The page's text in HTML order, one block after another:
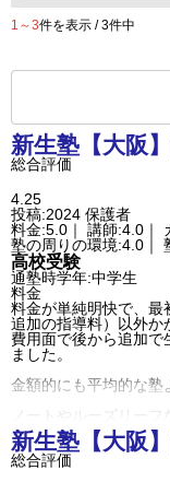
1～3件を表示 / 3件中
新生塾【大阪】
総合評価
4.25
投稿:2024 保護者
料金:5.0｜ 講師:4.0｜
塾の周りの環境:4.0｜
高校受験
通塾時学年:中学生
料金
料金が単純明快で、最
追加の指導料）以外か
費用面で後から追加で
ました。
金額的にも平均的な塾
ノートやルーズリー
を使うので、
その面は費用は発生し
はるかに安いし、
新生塾【大阪】
総合評価